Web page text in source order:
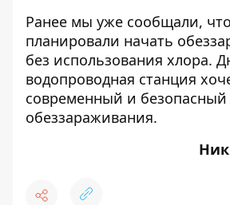
Ранее мы уже сообщали,
планировали начать
без использования хлора.
водопроводная станция
современный и безопасный
обеззараживания.